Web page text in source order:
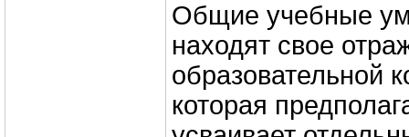
Общие учебные
находят свое
образовательной
которая